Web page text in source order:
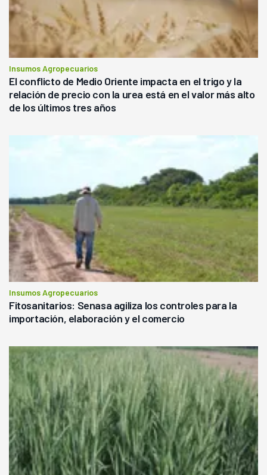
Insumos Agropecuarios
El conflicto de Medio Oriente impacta en el trigo y la
relación de precio con la urea está en el valor más alto
de los últimos tres años
Insumos Agropecuarios
Fitosanitarios: Senasa agiliza los controles para la
importación, elaboración y el comercio